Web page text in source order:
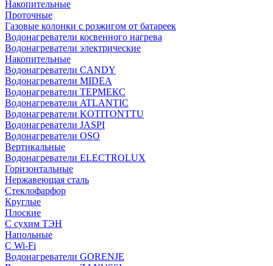
Накопительные
Проточные
Газовые колонки с розжигом от батареек
Водонагреватели косвенного нагрева
Водонагреватели электрические
Накопительные
Водонагреватели CANDY
Водонагреватели MIDEA
Водонагреватели ТЕРМЕКС
Водонагреватели ATLANTIC
Водонагреватели KOTITONTTU
Водонагреватели JASPI
Водонагреватели OSO
Вертикальные
Водонагреватели ELECTROLUX
Горизонтальные
Нержавеющая сталь
Стеклофарфор
Круглые
Плоские
С сухим ТЭН
Напольные
С Wi-Fi
Водонагреватели GORENJE